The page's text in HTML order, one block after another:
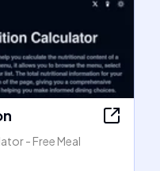
- Free Meal